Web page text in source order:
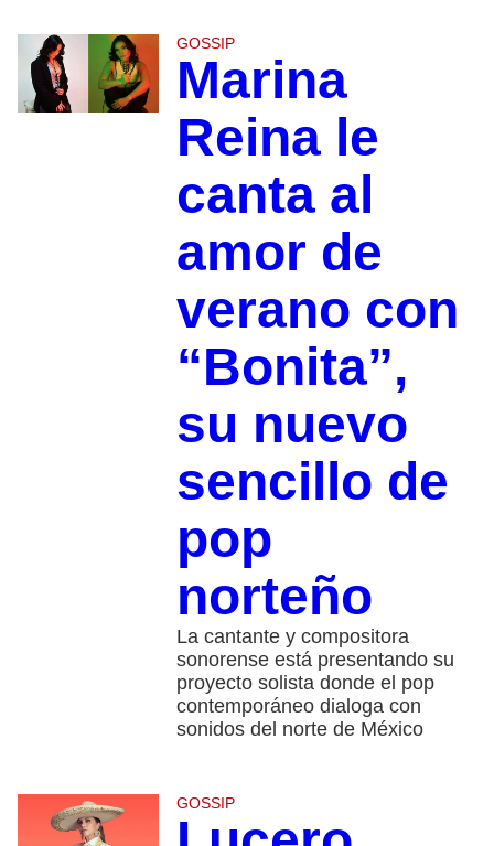
GOSSIP
Marina
Reina le
canta al
amor de
verano con
“Bonita”,
su nuevo
sencillo de
pop
norteño
La cantante y compositora
sonorense está presentando su
proyecto solista donde el pop
contemporáneo dialoga con
sonidos del norte de México
GOSSIP